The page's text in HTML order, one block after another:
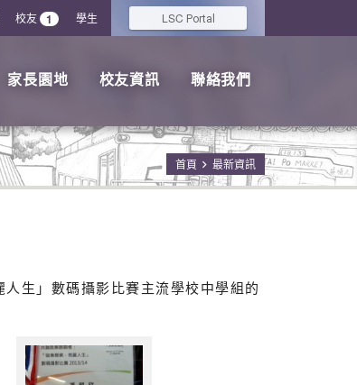
校友 1 學生 LSC Portal
家長園地 校友資訊 聯絡我們
首頁 最新資訊
生」數碼攝影比賽主流學校中學組的